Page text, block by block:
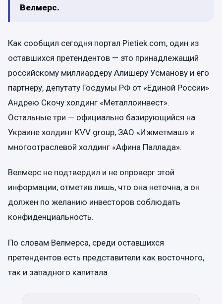
Велмерс.
Как сообщил сегодня портал Pietiek.com, один из
оставшихся претендентов — это принадлежащий
российскому миллиардеру Алишеру Усманову и его
партнеру, депутату Госдумы РФ от «Единой России»
Андрею Скочу холдинг «Металлоинвест».
Остальные три — официально базирующийся на
Украине холдинг KVV group, ЗАО «Ижметмаш» и
многоотраслевой холдинг «Афина Паллада».
Велмерс не подтвердил и не опроверг этой
информации, отметив лишь, что она неточна, а он
должен по желанию инвесторов соблюдать
конфиденциальность.
По словам Велмерса, среди оставшихся
претендентов есть представители как восточного,
так и западного капитала.